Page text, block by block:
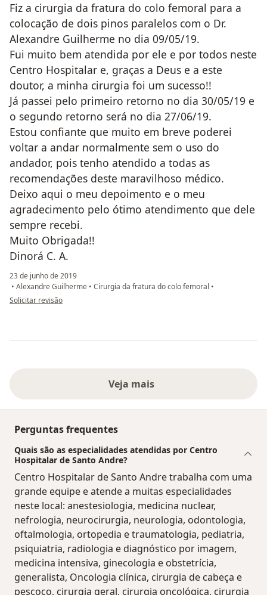
Fiz a cirurgia da fratura do colo femoral para a
colocação de dois pinos paralelos com o Dr.
Alexandre Guilherme no dia 09/05/19.
Fui muito bem atendida por ele e por todos neste
Centro Hospitalar e, graças a Deus e a este
doutor, a minha cirurgia foi um sucesso!!
Já passei pelo primeiro retorno no dia 30/05/19 e
o segundo retorno será no dia 27/06/19.
Estou confiante que muito em breve poderei
voltar a andar normalmente sem o uso do
andador, pois tenho atendido a todas as
recomendações deste maravilhoso médico.
Deixo aqui o meu depoimento e o meu
agradecimento pelo ótimo atendimento que dele
sempre recebi.
Muito Obrigada!!
Dinorá C. A.
23 de junho de 2019
• Alexandre Guilherme • Cirurgia da fratura do colo femoral •
na opinião do utilizador Sua conta foi excluída
Solicitar revisão
Veja mais
Perguntas frequentes
Quais são as especialidades atendidas por Centro
Hospitalar de Santo Andre?
Centro Hospitalar de Santo Andre trabalha com uma
grande equipe e atende a muitas especialidades
neste local: anestesiologia, medicina nuclear,
nefrologia, neurocirurgia, neurologia, odontologia,
oftalmologia, ortopedia e traumatologia, pediatria,
psiquiatria, radiologia e diagnóstico por imagem,
medicina intensiva, ginecologia e obstetrícia,
generalista, Oncologia clínica, cirurgia de cabeça e
pescoço, cirurgia geral, cirurgia oncológica, cirurgia